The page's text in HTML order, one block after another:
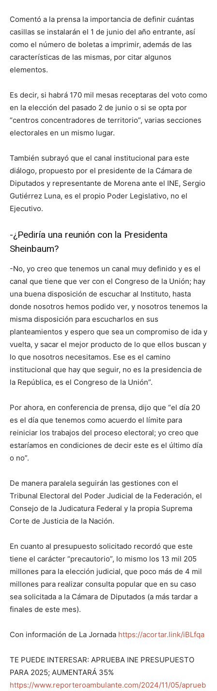
Comentó a la prensa la importancia de definir cuántas
casillas se instalarán el 1 de junio del año entrante, así
como el número de boletas a imprimir, además de las
características de las mismas, por citar algunos
elementos.
Es decir, si habrá 170 mil mesas receptaras del voto como
en la elección del pasado 2 de junio o si se opta por
“centros concentradores de territorio”, varias secciones
electorales en un mismo lugar.
También subrayó que el canal institucional para este
diálogo, propuesto por el presidente de la Cámara de
Diputados y representante de Morena ante el INE, Sergio
Gutiérrez Luna, es el propio Poder Legislativo, no el
Ejecutivo.
-¿Pediría una reunión con la Presidenta
Sheinbaum?
-No, yo creo que tenemos un canal muy definido y es el
canal que tiene que ver con el Congreso de la Unión; hay
una buena disposición de escuchar al Instituto, hasta
donde nosotros hemos podido ver, y nosotros tenemos la
misma disposición para escucharlos en sus
planteamientos y espero que sea un compromiso de ida y
vuelta, y sacar el mejor producto de lo que ellos buscan y
lo que nosotros necesitamos. Ese es el camino
institucional que hay que seguir, no es la presidencia de
la República, es el Congreso de la Unión”.
Por ahora, en conferencia de prensa, dijo que “el día 20
es el día que tenemos como acuerdo el límite para
reiniciar los trabajos del proceso electoral; yo creo que
estaríamos en condiciones de decir este es el último día
o no”.
De manera paralela seguirán las gestiones con el
Tribunal Electoral del Poder Judicial de la Federación, el
Consejo de la Judicatura Federal y la propia Suprema
Corte de Justicia de la Nación.
En cuanto al presupuesto solicitado recordó que este
tiene el carácter “precautorio”, lo mismo los 13 mil 205
millones para la elección judicial, que poco más de 4 mil
millones para realizar consulta popular que en su caso
sea solicitada a la Cámara de Diputados (a más tardar a
finales de este mes).
Con información de La Jornada https://acortar.link/iBLfqa
TE PUEDE INTERESAR: APRUEBA INE PRESUPUESTO
PARA 2025; AUMENTARÁ 35%
https://www.reporteroambulante.com/2024/11/05/aprueb